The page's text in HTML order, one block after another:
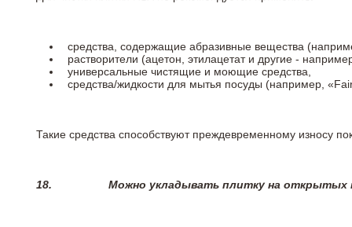
средства, содержащие абразивные вещества
растворители (ацетон, этилацетат и другие -
универсальные чистящие и моющие средства,
средства/жидкости для мытья посуды (например,
Такие средства способствуют преждевременному износу
18. Можно укладывать плитку на открытых